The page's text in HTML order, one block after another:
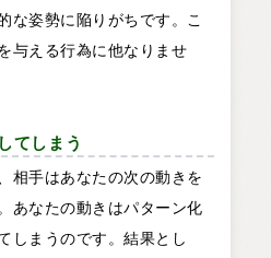
な姿勢に陥りがちです。こ
与える行為に他なりませ
てしまう
相手はあなたの次の動きを
あなたの動きはパターン化
しまうのです。結果とし